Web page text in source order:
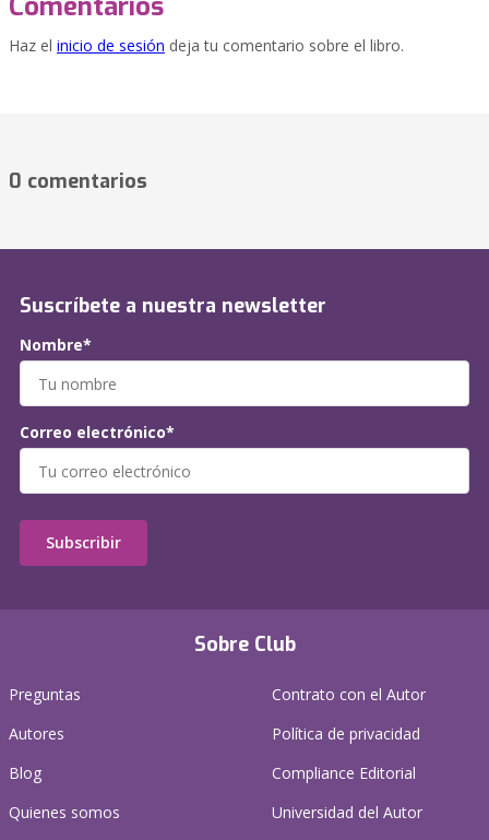
Haz el inicio de sesión deja tu comentario sobre el libro.
0 comentarios
Sobre Club
Preguntas
Autores
Blog
Quienes somos
Contrato con el Autor
Política de privacidad
Compliance Editorial
Universidad del Autor
Suscríbete a nuestra newsletter
Nombre*
Correo electrónico*
Subscribir